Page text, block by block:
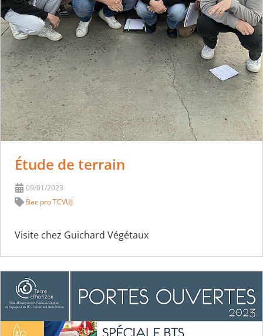
Étude de terrain
09/01/2023
Bac pro TCVUJ
Visite chez Guichard Végétaux